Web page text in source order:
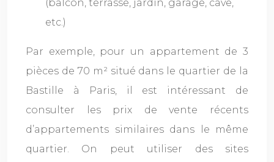
(balcon, terrasse, jardin, garage, cave,
etc.)
Par exemple, pour un appartement de 3
pièces de 70 m² situé dans le quartier de la
Bastille à Paris, il est intéressant de
consulter les prix de vente récents
d’appartements similaires dans le même
quartier. On peut utiliser des sites